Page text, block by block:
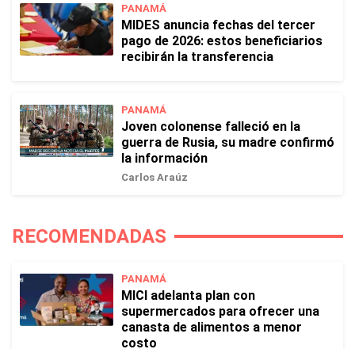
PANAMÁ
MIDES anuncia fechas del tercer
pago de 2026: estos beneficiarios
recibirán la transferencia
PANAMÁ
Joven colonense falleció en la
guerra de Rusia, su madre confirmó
la información
Carlos Araúz
RECOMENDADAS
PANAMÁ
MICI adelanta plan con
supermercados para ofrecer una
canasta de alimentos a menor
costo